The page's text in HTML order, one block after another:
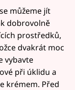
můžeme jít
dobrovolně
prostředků,
dvakrát moc
vybavte
při úklidu a
krémem. Před